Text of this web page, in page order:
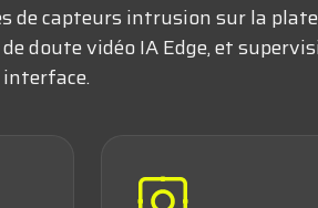
de capteurs intrusion sur la
doute vidéo IA Edge, et